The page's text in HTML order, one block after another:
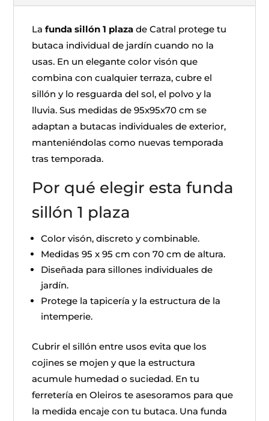
Lafunda sillón 1 plaza de Catral protege tu
butaca individual de jardín cuando no la
usas. En un elegante color visón que
combina con cualquier terraza, cubre el
sillón y lo resguarda del sol, el polvo y la
lluvia. Sus medidas de 95x95x70 cm se
adaptan a butacas individuales de exterior,
manteniéndolas como nuevas temporada
tras temporada.
Por qué elegir esta funda
sillón 1 plaza
Color visón, discreto y combinable.
Medidas 95 x 95 cm con 70 cm de altura.
Diseñada para sillones individuales de
jardín.
Protege la tapicería y la estructura de la
intemperie.
Cubrir el sillón entre usos evita que los
cojines se mojen y que la estructura
acumule humedad o suciedad. En tu
ferretería en Oleiros te asesoramos para que
la medida encaje con tu butaca. Una funda